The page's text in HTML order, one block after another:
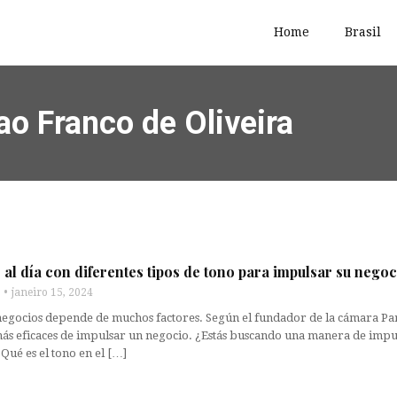
Home Brasil
Franco de Oliveira
al día con diferentes tipos de tono para impulsar su
janeiro 15, 2024
depende de muchos factores. Según el fundador de la cámara
eficaces de impulsar un negocio. ¿Estás buscando una manera de
es el tono en el […]